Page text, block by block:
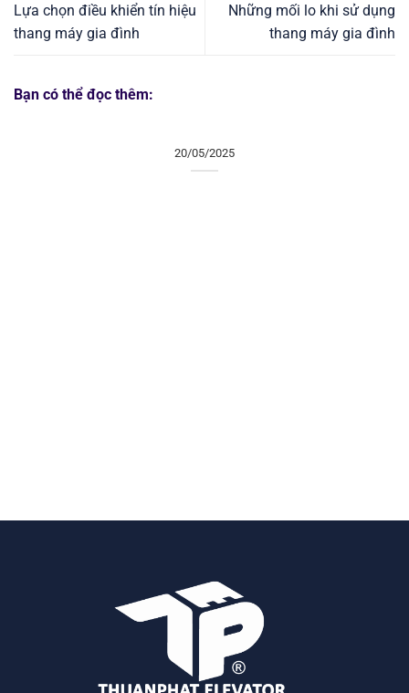
Lựa chọn điều khiển tín hiệu
thang máy gia đình
Những mối lo khi sử dụng
thang máy gia đình
Bạn có thể đọc thêm:
20/05/2025